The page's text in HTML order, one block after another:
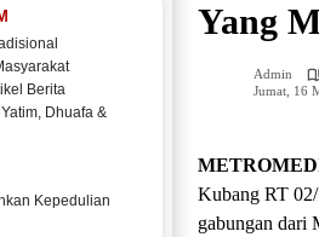
Berita
Dhuafa &
Kepedulian
Yang
Admin
Jumat, 16
Kubang RT
gabungan dari